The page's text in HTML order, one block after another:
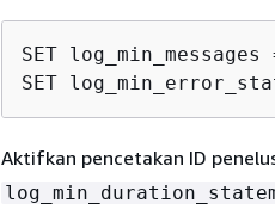
SET log_min_messages
SET
Aktifkan pencetakan ID